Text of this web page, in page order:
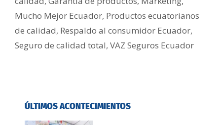
Mucho Mejor Ecuador, Productos ecuatorianos
de calidad, Respaldo al consumidor Ecuador,
Seguro de calidad total, VAZ Seguros Ecuador
ÚLTIMOS ACONTECIMIENTOS